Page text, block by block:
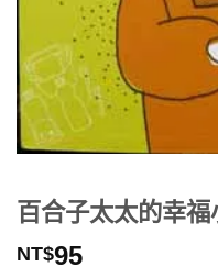
百合子太太的幸福
NT$95